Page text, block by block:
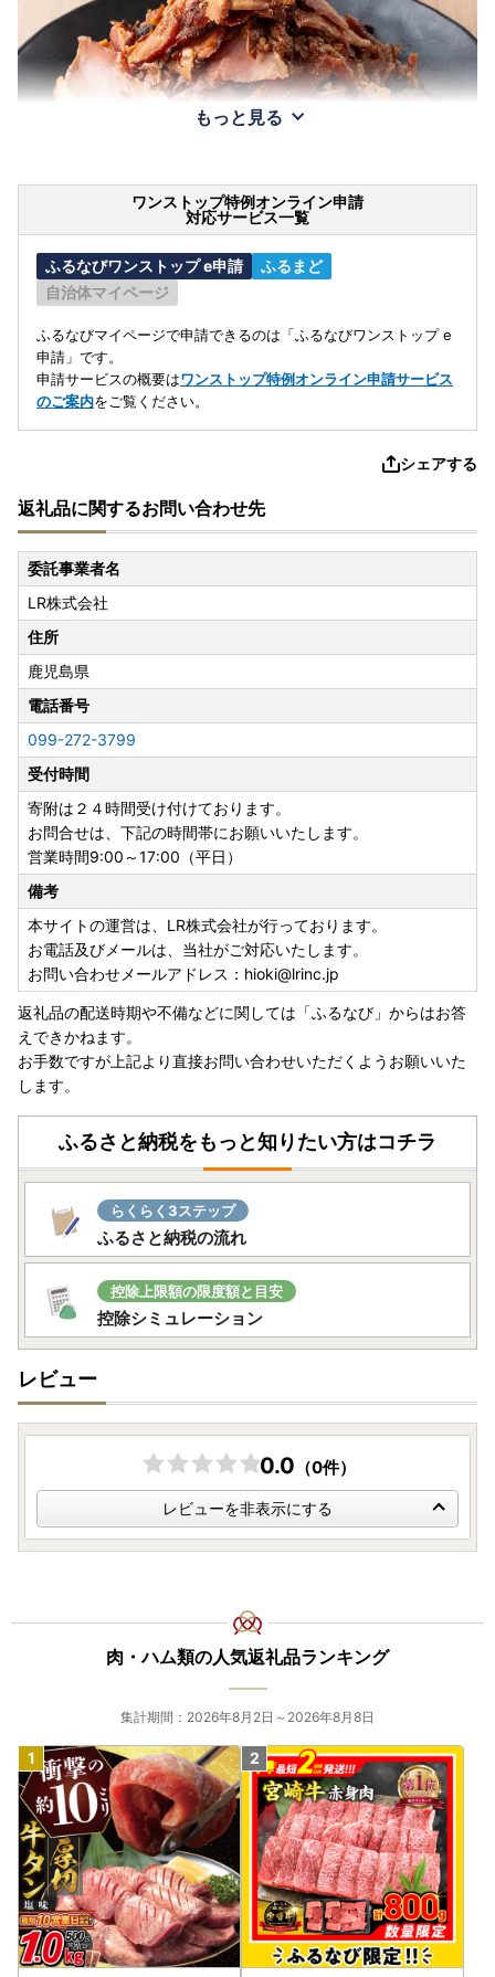
もっと見る
ワンストップ特例オンライン申請
対応サービス一覧
ふるなびワンストップ e申請
ふるまど
自治体マイページ
ふるなびマイページで申請できるのは「ふるなびワンストップ e
申請」です。
申請サービスの概要はワンストップ特例オンライン申請サービス
のご案内をご覧ください。
シェアする
返礼品に関するお問い合わせ先
委託事業者名
LR株式会社
住所
鹿児島県
電話番号
099-272-3799
受付時間
寄附は２４時間受け付けております。
お問合せは、下記の時間帯にお願いいたします。
営業時間9:00～17:00（平日）
備考
本サイトの運営は、LR株式会社が行っております。
お電話及びメールは、当社がご対応いたします。
お問い合わせメールアドレス：hioki@lrinc.jp
返礼品の配送時期や不備などに関しては「ふるなび」からはお答
えできかねます。
お手数ですが上記より直接お問い合わせいただくようお願いいた
します。
ふるさと納税をもっと知りたい方はコチラ
らくらく3ステップ
ふるさと納税の流れ
控除上限額の限度額と目安
控除シミュレーション
レビュー
0.0 （0件）
レビューを非表示にする
肉・ハム類の人気返礼品ランキング
集計期間：2026年8月2日～2026年8月8日